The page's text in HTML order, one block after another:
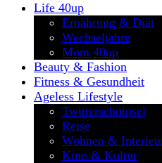
Life 40up
Ernährung & Diät
Wechseljahre
Mom 40up
Beauty & Fashion
Fitness & Gesundheit
Ageless Lifestyle
Twitterschnipsel
Reise
Wohnen &
Kino & Kultur